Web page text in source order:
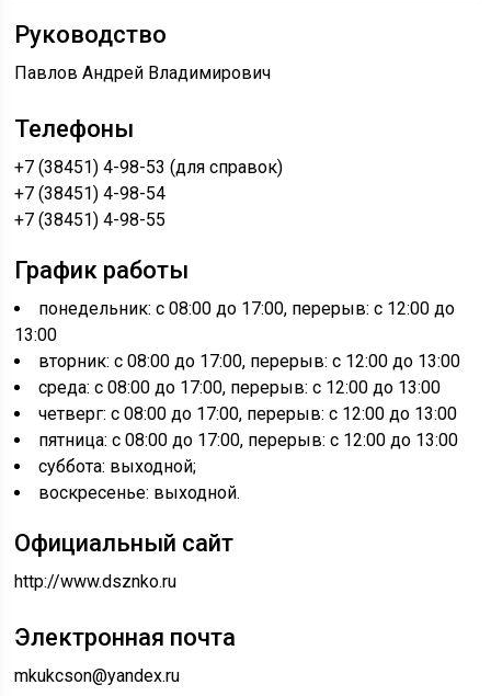
Руководство
Павлов Андрей Владимирович
Телефоны
+7 (38451) 4-98-53 (для справок)
+7 (38451) 4-98-54
+7 (38451) 4-98-55
График работы
понедельник: с 08:00 до 17:00, перерыв: с 12:00 до
13:00
вторник: с 08:00 до 17:00, перерыв: с 12:00 до 13:00
среда: с 08:00 до 17:00, перерыв: с 12:00 до 13:00
четверг: с 08:00 до 17:00, перерыв: с 12:00 до 13:00
пятница: с 08:00 до 17:00, перерыв: с 12:00 до 13:00
суббота: выходной;
воскресенье: выходной.
Официальный сайт
http://www.dsznko.ru
Электронная почта
mkukcson@yandex.ru